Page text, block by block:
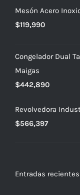
Mesón Acero
$119,990
Congelador Dual
Maigas
$442,890
Revolvedora
$566,397
Entradas recientes